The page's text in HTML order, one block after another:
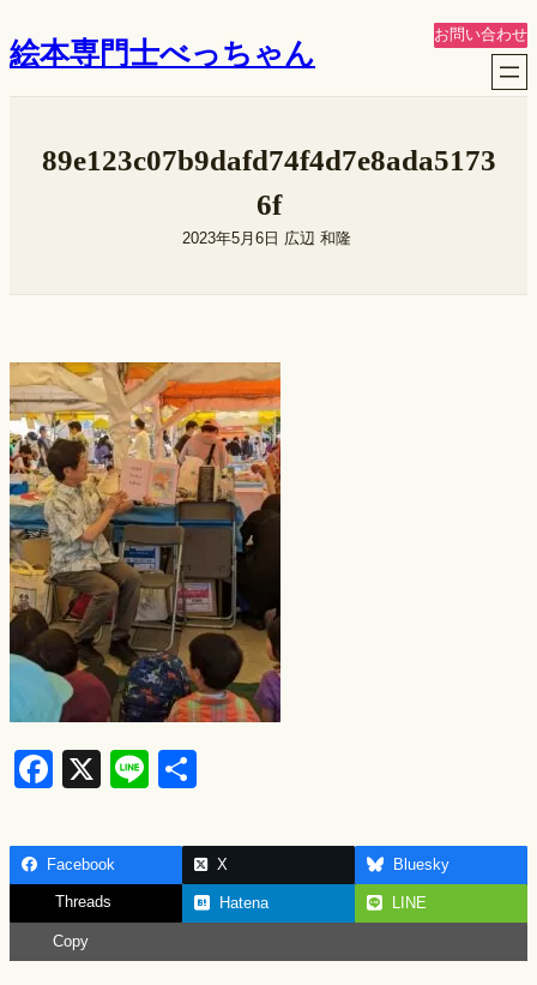
容
絵本専門士べっちゃん
お問い合わせ
89e123c07b9dafd74f4d7e8ada5173
6f
2023年5月6日 広辺 和隆
F
c
e
b
o
X
Li
e
ar
e
Facebook X Bluesky
Threads Hatena LINE
Copy